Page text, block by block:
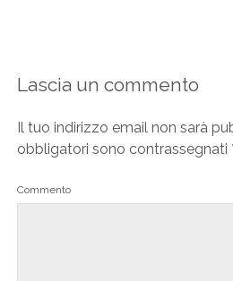
Lascia un commento
Il tuo indirizzo email non sarà
obbligatori sono contrassegnati
Commento